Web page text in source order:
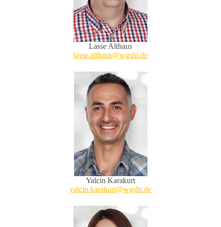
Lasse Althaus
lasse.althaus@wgshi.de
Yalcin Karakurt
yalcin.karakurt@wgshi.de